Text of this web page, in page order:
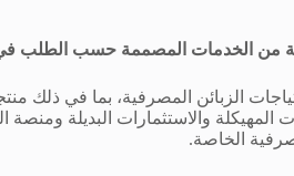
من الخدمات المصممة حسب الطلب
الزبائن المصرفية، بما في ذلك
والاستثمارات البديلة
الخاصة.